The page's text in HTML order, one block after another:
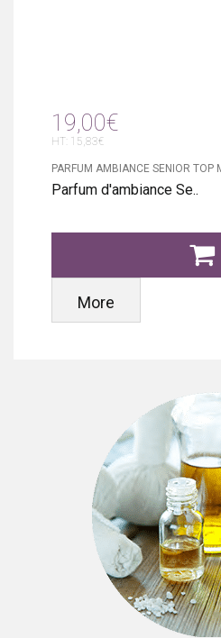
19,00€
HT: 15,83€
PARFUM AMBIANCE SENIOR
Parfum d'ambiance Se..
More